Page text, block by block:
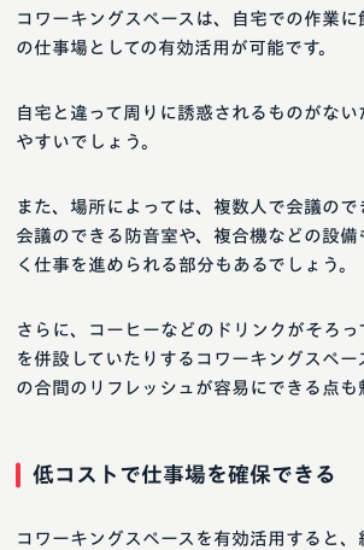
コワーキングスペースは、自宅での作業に
の仕事場としての有効活用が可能です。
自宅と違って周りに誘惑されるものがない
やすいでしょう。
また、場所によっては、複数人で会議の
会議のできる防音室や、複合機などの設備
く仕事を進められる部分もあるでしょう。
さらに、コーヒーなどのドリンクがそろっ
を併設していたりするコワーキングスペー
の合間のリフレッシュが容易にできる点も
低コストで仕事場を確保できる
コワーキングスペースを有効活用すると、